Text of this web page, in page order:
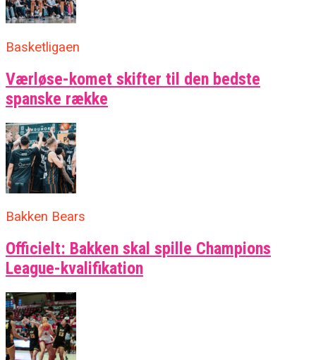
Basketligaen
Værløse-komet skifter til den bedste
spanske række
Bakken Bears
Officielt: Bakken skal spille Champions
League-kvalifikation